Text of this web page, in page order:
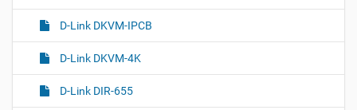
D-Link DKVM-IPCB
D-Link DKVM-4K
D-Link DIR-655